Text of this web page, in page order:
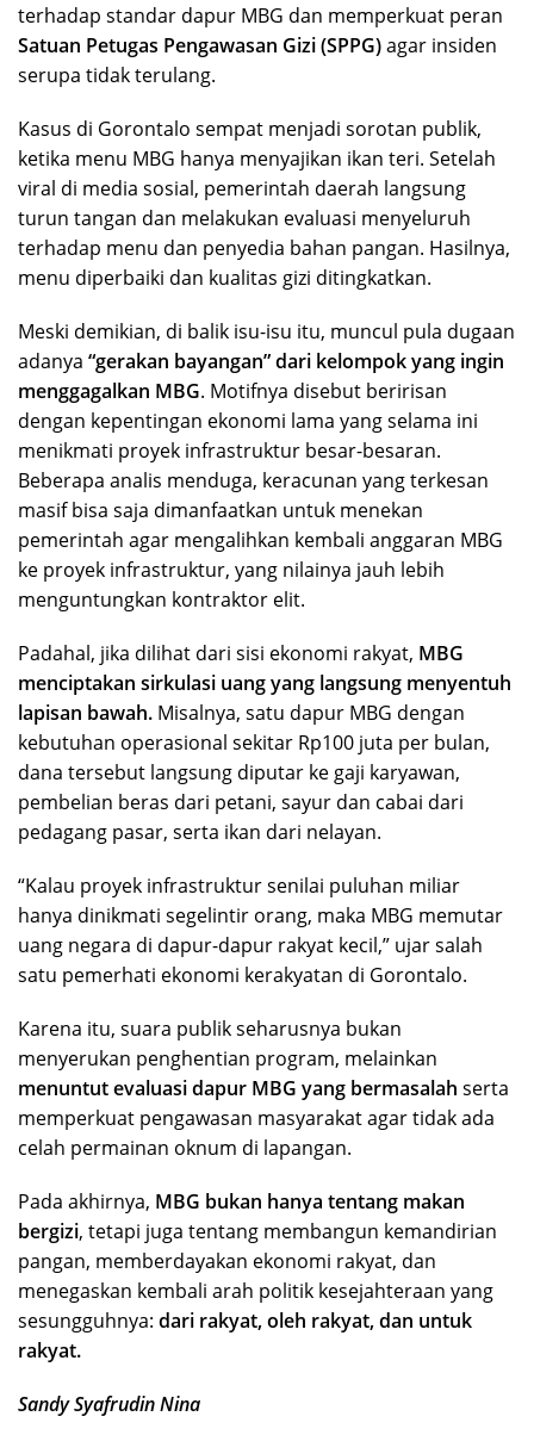
terhadap standar dapur MBG dan memperkuat peran
Satuan Petugas Pengawasan Gizi (SPPG)agar insiden
serupa tidak terulang.
Kasus di Gorontalo sempat menjadi sorotan publik,
ketika menu MBG hanya menyajikan ikan teri. Setelah
viral di media sosial, pemerintah daerah langsung
turun tangan dan melakukan evaluasi menyeluruh
terhadap menu dan penyedia bahan pangan. Hasilnya,
menu diperbaiki dan kualitas gizi ditingkatkan.
Meski demikian, di balik isu-isu itu, muncul pula dugaan
adanya “gerakan bayangan” dari kelompok yang ingin
menggagalkan MBG. Motifnya disebut beririsan
dengan kepentingan ekonomi lama yang selama ini
menikmati proyek infrastruktur besar-besaran.
Beberapa analis menduga, keracunan yang terkesan
masif bisa saja dimanfaatkan untuk menekan
pemerintah agar mengalihkan kembali anggaran MBG
ke proyek infrastruktur, yang nilainya jauh lebih
menguntungkan kontraktor elit.
Padahal, jika dilihat dari sisi ekonomi rakyat, MBG
menciptakan sirkulasi uang yang langsung menyentuh
lapisan bawah. Misalnya, satu dapur MBG dengan
kebutuhan operasional sekitar Rp100 juta per bulan,
dana tersebut langsung diputar ke gaji karyawan,
pembelian beras dari petani, sayur dan cabai dari
pedagang pasar, serta ikan dari nelayan.
“Kalau proyek infrastruktur senilai puluhan miliar
hanya dinikmati segelintir orang, maka MBG memutar
uang negara di dapur-dapur rakyat kecil,” ujar salah
satu pemerhati ekonomi kerakyatan di Gorontalo.
Karena itu, suara publik seharusnya bukan
menyerukan penghentian program, melainkan
menuntut evaluasi dapur MBG yang bermasalah serta
memperkuat pengawasan masyarakat agar tidak ada
celah permainan oknum di lapangan.
Pada akhirnya, MBG bukan hanya tentang makan
bergizi, tetapi juga tentang membangun kemandirian
pangan, memberdayakan ekonomi rakyat, dan
menegaskan kembali arah politik kesejahteraan yang
sesungguhnya: dari rakyat, oleh rakyat, dan untuk
rakyat.
Sandy Syafrudin Nina